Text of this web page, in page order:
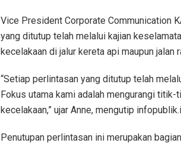
Vice President Corporate Communication
yang ditutup telah melalui kajian
kecelakaan di jalur kereta api maupun jalan
“Setiap perlintasan yang ditutup telah
Fokus utama kami adalah mengurangi
kecelakaan,” ujar Anne, mengutip
Penutupan perlintasan ini merupakan